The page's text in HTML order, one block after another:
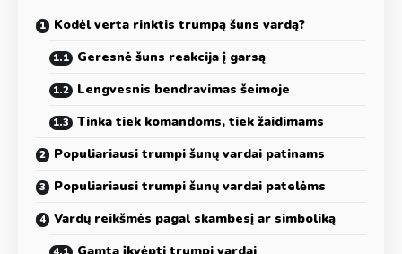
Kodėl verta rinktis trumpą šuns vardą?
Geresnė šuns reakcija į garsą
Lengvesnis bendravimas šeimoje
Tinka tiek komandoms, tiek žaidimams
Populiariausi trumpi šunų vardai patinams
Populiariausi trumpi šunų vardai patelėms
Vardų reikšmės pagal skambesį ar simboliką